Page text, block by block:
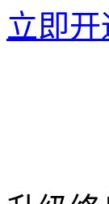
立即开